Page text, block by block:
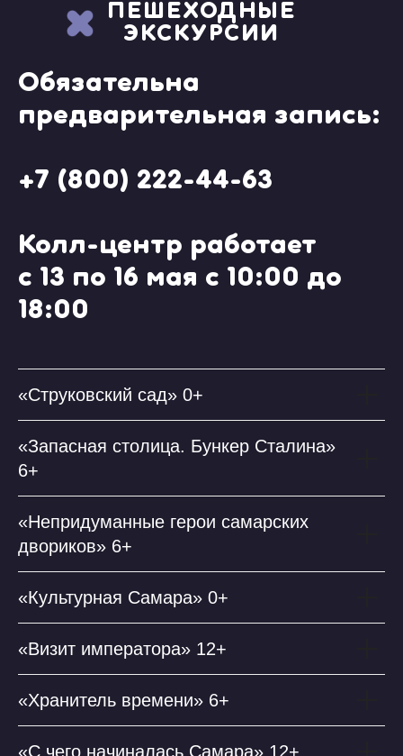
ПЕШЕХОДНЫЕ
ЭКСКУРСИИ
Обязательна
предварительная запись:
+7 (800) 222-44-63
Колл-центр работает
с 13 по 16 мая с 10:00 до
18:00
«Струковский сад» 0+
«Запасная столица. Бункер Сталина»
6+
«Непридуманные герои самарских
двориков» 6+
«Культурная Самара» 0+
«Визит императора» 12+
«Хранитель времени» 6+
«С чего начиналась Самара» 12+